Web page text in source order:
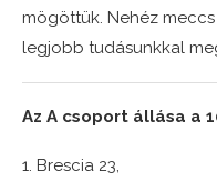
mögöttük. Nehéz
legjobb tudásunkkal
Az A csoport állása a
1. Brescia 23,